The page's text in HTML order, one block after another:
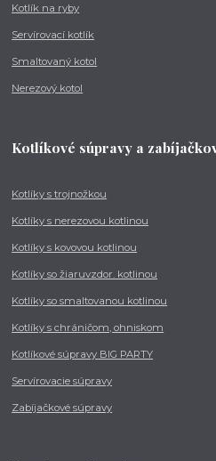
Kotlík na ryby
Servírovací kotlík
Smaltovaný kotol
Nerezový kotol
Kotlíkové súpravy a
Kotlíky s trojnožkou
Kotlíky s nerezovou kotlinou
Kotlíky s kovovou kotlinou
Kotlíky so žiaruvzdor. kotlinou
Kotlíky so smaltovanou kotlinou
Kotlíky s chráničom, ohniskom
Kotlíkové súpravy BIG PARTY
Servírovacie súpravy
Zabíjačkové súpravy